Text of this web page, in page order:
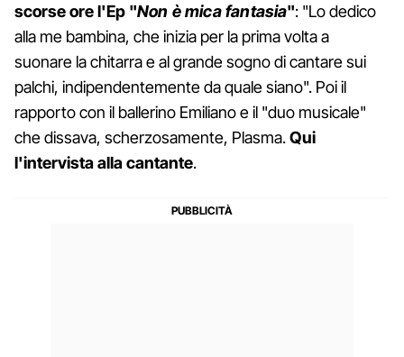
scorse ore l'Ep "Non è mica fantasia": "Lo dedico
alla me bambina, che inizia per la prima volta a
suonare la chitarra e al grande sogno di cantare sui
palchi, indipendentemente da quale siano". Poi il
rapporto con il ballerino Emiliano e il "duo musicale"
che dissava, scherzosamente, Plasma.Qui
l'intervista alla cantante.